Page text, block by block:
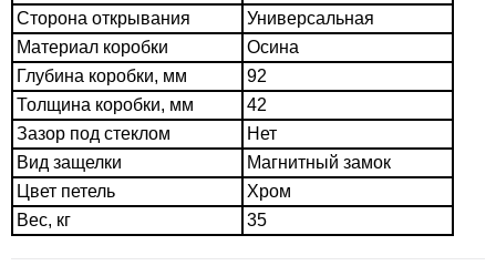
Сторона открывания
Универсальная
Материал коробки
Осина
Глубина коробки, мм
92
Толщина коробки, мм
42
Зазор под стеклом
Нет
Вид защелки
Магнитный замок
Цвет петель
Хром
Вес, кг
35